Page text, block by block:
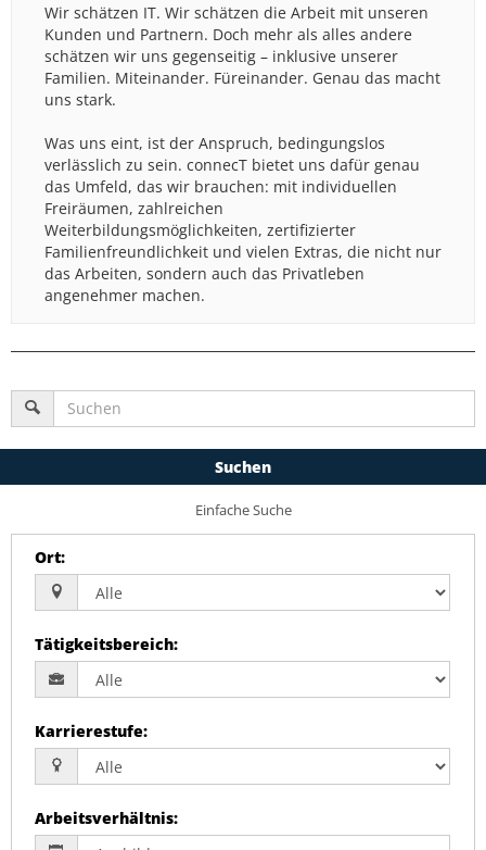
Wir schätzen IT. Wir schätzen die Arbeit mit unseren
Kunden und Partnern. Doch mehr als alles andere
schätzen wir uns gegenseitig – inklusive unserer
Familien. Miteinander. Füreinander. Genau das macht
uns stark.
Was uns eint, ist der Anspruch, bedingungslos
verlässlich zu sein. connecT bietet uns dafür genau
das Umfeld, das wir brauchen: mit individuellen
Freiräumen, zahlreichen
Weiterbildungsmöglichkeiten, zertifizierter
Familienfreundlichkeit und vielen Extras, die nicht nur
das Arbeiten, sondern auch das Privatleben
angenehmer machen.
Suchen
Einfache Suche
Ort:
Tätigkeitsbereich:
Karrierestufe:
Arbeitsverhältnis: